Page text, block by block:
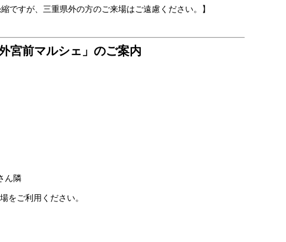
ですが、三重県外の方のご来場はご遠慮ください。】
宮前マルシェ」のご案内
ん隣
をご利用ください。